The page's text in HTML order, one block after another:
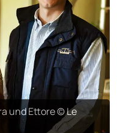
und Ettore © Le